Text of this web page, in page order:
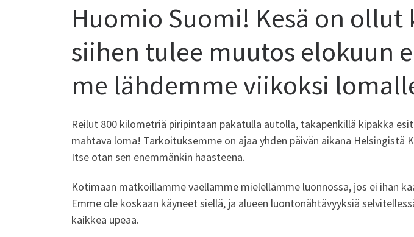
Huomio Suomi! Kesä on
siihen tulee muutos elokuun
me lähdemme viikoksi
Reilut 800 kilometriä piripintaan pakatulla autolla, takapenkillä kipakka
mahtava loma! Tarkoituksemme on ajaa yhden päivän aikana
Itse otan sen enemmänkin haasteena.
Kotimaan matkoillamme vaellamme mielellämme luonnossa, jos ei ihan
Emme ole koskaan käyneet siellä, ja alueen luontonähtävyyksiä
kaikkea upeaa.